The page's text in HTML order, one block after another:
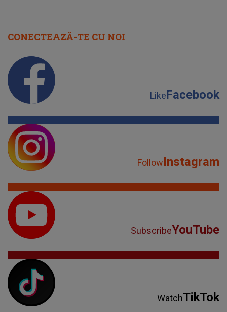
CONECTEAZĂ-TE CU NOI
LikeFacebook
FollowInstagram
SubscribeYouTube
WatchTikTok